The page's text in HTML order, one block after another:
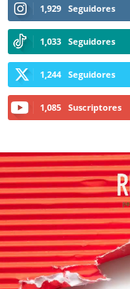
1,929 Seguidores
1,033 Seguidores
1,244 Seguidores
1,085 Suscriptores